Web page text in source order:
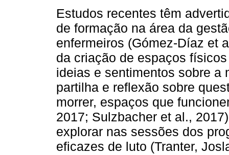
Estudos recentes têm
de formação na área da
enfermeiros (Gómez-Díaz et
da criação de espaços
ideias e sentimentos sobre a
partilha e reflexão sobre
morrer, espaços que
2017; Sulzbacher et al.,
explorar nas sessões dos
eficazes de luto (Tranter,